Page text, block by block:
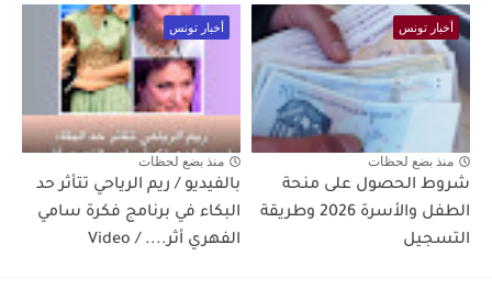
أخبار تونس
منذ بضع لحظات
شروط الحصول على منحة
الطفل والأسرة 2026 وطريقة
التسجيل
أخبار تونس
منذ بضع لحظات
بالفيديو / ريم الرياحي تتأثر حد
البكاء في برنامج فكرة سامي
الفهري أثر.... / Video